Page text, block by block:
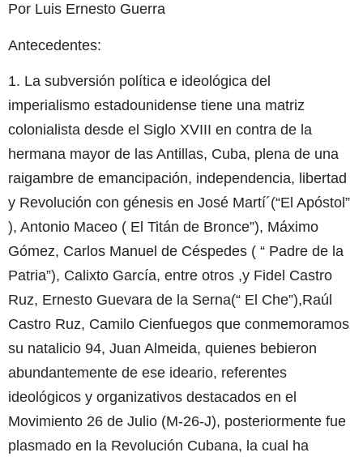
Por Luis Ernesto Guerra
Antecedentes:
1. La subversión política e ideológica del
imperialismo estadounidense tiene una matriz
colonialista desde el Siglo XVIII en contra de la
hermana mayor de las Antillas, Cuba, plena de una
raigambre de emancipación, independencia, libertad
y Revolución con génesis en José Martí´(“El Apóstol”
), Antonio Maceo ( El Titán de Bronce”), Máximo
Gómez, Carlos Manuel de Céspedes ( “ Padre de la
Patria”), Calixto García, entre otros ,y Fidel Castro
Ruz, Ernesto Guevara de la Serna(“ El Che”),Raúl
Castro Ruz, Camilo Cienfuegos que conmemoramos
su natalicio 94, Juan Almeida, quienes bebieron
abundantemente de ese ideario, referentes
ideológicos y organizativos destacados en el
Movimiento 26 de Julio (M-26-J), posteriormente fue
plasmado en la Revolución Cubana, la cual ha